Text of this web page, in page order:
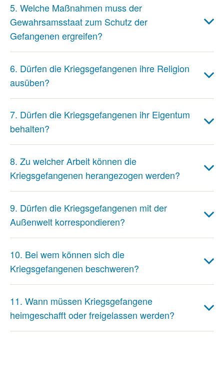
5. Welche Maßnahmen muss der
Gewahrsamsstaat zum Schutz der
Gefangenen ergreifen?
6. Dürfen die Kriegsgefangenen ihre Religion
ausüben?
7. Dürfen die Kriegsgefangenen ihr Eigentum
behalten?
8. Zu welcher Arbeit können die
Kriegsgefangenen herangezogen werden?
9. Dürfen die Kriegsgefangenen mit der
Außenwelt korrespondieren?
10. Bei wem können sich die
Kriegsgefangenen beschweren?
11. Wann müssen Kriegsgefangene
heimgeschafft oder freigelassen werden?